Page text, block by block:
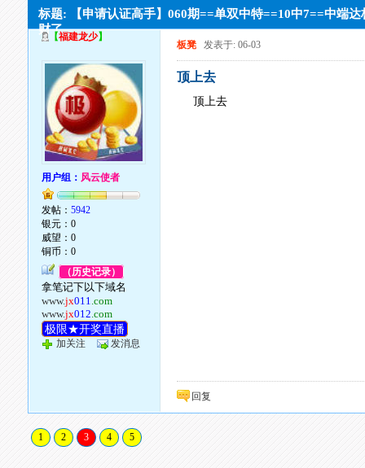
标题: 【申请认证高手】060期==单双中特==10中7==中端
财了
【福建龙少】
用户组： 风云使者
发帖：5942
银元：0
威望：0
铜币：0
（历史记录）
拿笔记下以下域名
www.jx011.com
www.jx012.com
极限★开奖直播
加关注 发消息
板凳 发表于: 06-03
顶上去
顶上去
回复
1 2 3 4 5